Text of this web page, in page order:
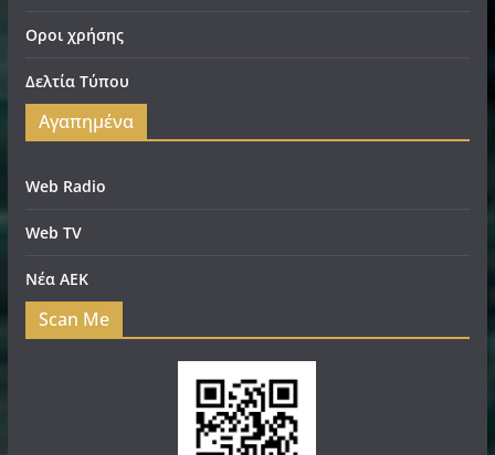
Οροι χρήσης
Δελτία Τύπου
Αγαπημένα
Web Radio
Web TV
Νέα ΑΕΚ
Scan Me